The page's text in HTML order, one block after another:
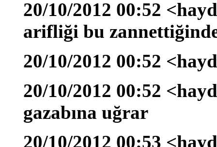
20/10/2012 00:52
arifliği bu
20/10/2012 00:52
20/10/2012 00:52
gazabına uğrar
20/10/2012 00:53